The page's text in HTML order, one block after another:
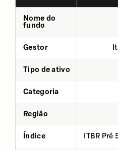
Nome do
fundo
Gestor
Tipo de ativo
Categoria
Região
Índice ITBR